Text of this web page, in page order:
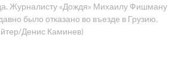
Журналисту «Дождя» Михаилу Фишману
было отказано во въезде в Грузию.
Денис Каминев)